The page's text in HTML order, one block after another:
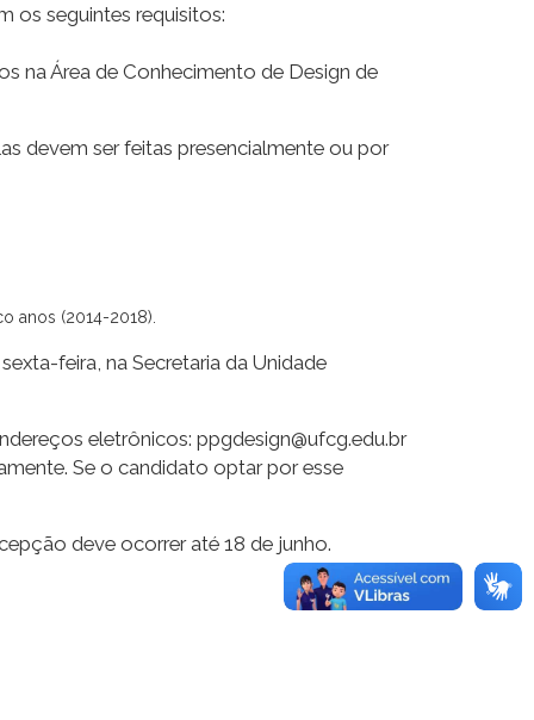
os seguintes requisitos:
na Área de Conhecimento de Design de
devem ser feitas presencialmente ou por
anos (2014-2018).
feira, na Secretaria da Unidade
eletrônicos: ppgdesign@ufcg.edu.br
Se o candidato optar por esse
deve ocorrer até 18 de junho.